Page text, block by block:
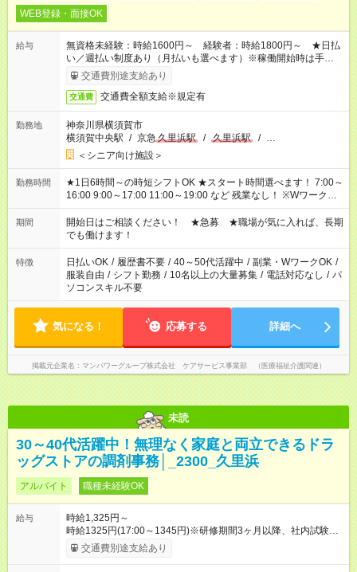
WEB登録・面接OK
給与
無資格未経験：時給1600円～ 経験者：時給1800円～ ★日払
い／週払い制度あり（月払いも選べます）※稼働開始時は手続き
完了次第のお支払いとなります。
交通費別途支給あり
交通費 交通費全額支給※規定有
勤務地
神奈川県横須賀市
横須賀中央駅 / 京急 久里浜駅 / 久里浜駅 / …
＜シニア向け施設＞
勤務時間
★1日6時間～の時短シフトOK ★スタート時間選べます！ 7:00～
16:00 9:00～17:00 11:00～19:00 など 残業なし！ ※Wワークの
場合、他のお仕事と合わせ週40時間超の就業はご案内できませ
ん ※法令に基づき、週20時間以上勤務は社会保険への加入対象
となります ※労働者派遣法（日雇い派遣の原則禁止）により、
短時間・短期間の就業はご案内が難しい場合があります
期間
開始日はご相談ください！ ★急募 ★職場が気に入れば、長期
でも働けます！
特徴 日払いOK / 履歴書不要 / 40～50代活躍中 / 副業・WワークOK /
服装自由 / シフト勤務 / 10名以上の大量募集 / 電話対応なし / パ
ソコンスキル不要
気になる！ 応募する 詳細へ
掲載元企業名 マンパワーグループ株式会社 ケアサービス事業部 （医療福祉介護関連）
未読
30～40代活躍中！無理なく家庭と両立できるドラ
ッグストアの調剤事務│_2300_久里浜
アルバイト 職種未経験OK
給与
時給1,325円～
時給1325円(17:00～1345円)※研修期間3ヶ月以降、社内試験に
よる更新判定あり 社内試験合格後、時給＋50～100円の昇給あ
り （大学生は＋20円） 試用期間あり：入社日から3ヶ月間／本
交通費別途支給あり